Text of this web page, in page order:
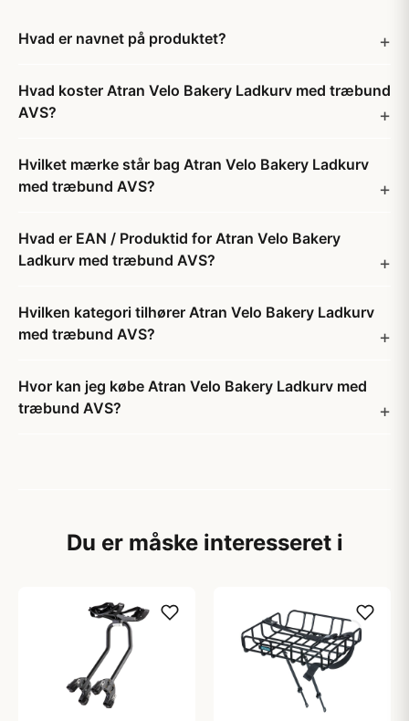
Hvad er navnet på produktet?
Hvad koster Atran Velo Bakery Ladkurv med træbund
AVS?
Hvilket mærke står bag Atran Velo Bakery Ladkurv
med træbund AVS?
Hvad er EAN / Produktid for Atran Velo Bakery
Ladkurv med træbund AVS?
Hvilken kategori tilhører Atran Velo Bakery Ladkurv
med træbund AVS?
Hvor kan jeg købe Atran Velo Bakery Ladkurv med
træbund AVS?
Du er måske interesseret i